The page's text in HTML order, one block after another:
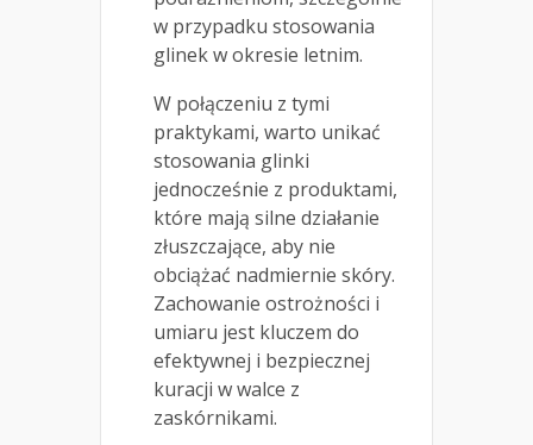
w przypadku stosowania
glinek w okresie letnim.
W połączeniu z tymi
praktykami, warto unikać
stosowania glinki
jednocześnie z produktami,
które mają silne działanie
złuszczające, aby nie
obciążać nadmiernie skóry.
Zachowanie ostrożności i
umiaru jest kluczem do
efektywnej i bezpiecznej
kuracji w walce z
zaskórnikami.